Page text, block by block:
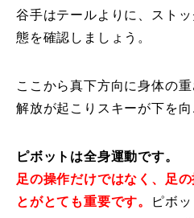
谷手はテールよりに、スト
態を確認しましょう。
ここから真下方向に身体の
解放が起こりスキーが下を向
ピボットは全身運動です。
足の操作だけではなく、足
とがとても重要です。
ピボ